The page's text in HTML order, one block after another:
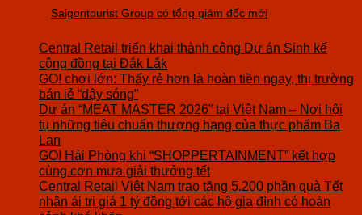
Saigontourist Group có tổng giám đốc mới
Central Retail triển khai thành công Dự án Sinh kế
cộng đồng tại Đắk Lắk
GO! chơi lớn: Thấy rẻ hơn là hoàn tiền ngay, thị trường
bán lẻ “dậy sóng”
Dự án “MEAT MASTER 2026” tại Việt Nam – Nơi hội
tụ những tiêu chuẩn thượng hạng của thực phẩm Ba
Lan
GO! Hải Phòng khi “SHOPPERTAINMENT” kết hợp
cùng cơn mưa giải thưởng tết
Central Retail Việt Nam trao tặng 5.200 phần quà Tết
nhân ái trị giá 1 tỷ đồng tới các hộ gia đình có hoàn